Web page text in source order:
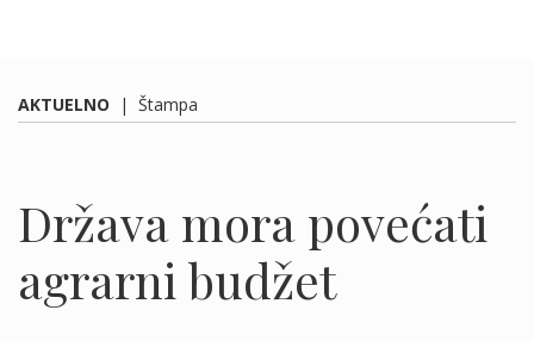
AKTUELNO | Štampa
Država mora povećati
agrarni budžet